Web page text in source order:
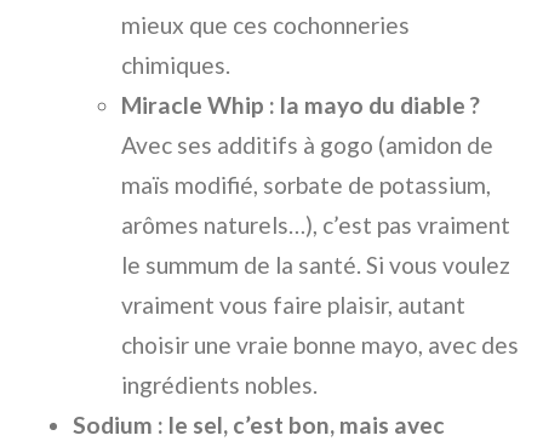
mieux que ces cochonneries
chimiques.
Miracle Whip : la mayo du diable ?
Avec ses additifs à gogo (amidon de
maïs modifié, sorbate de potassium,
arômes naturels…), c’est pas vraiment
le summum de la santé. Si vous voulez
vraiment vous faire plaisir, autant
choisir une vraie bonne mayo, avec des
ingrédients nobles.
Sodium : le sel, c’est bon, mais avec